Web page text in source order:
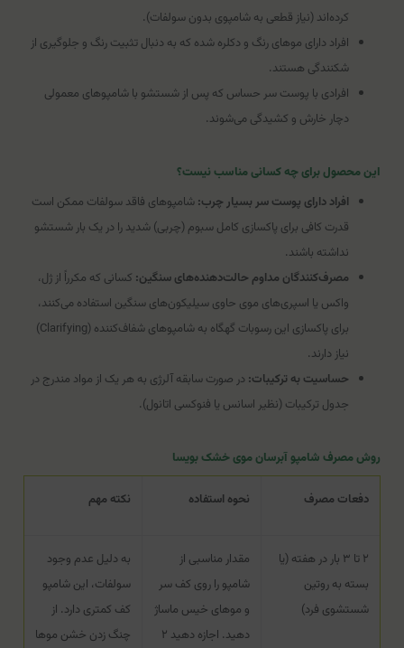
کرده‌اند (نیاز قطعی به شامپوی بدون سولفات).
افراد دارای موهای رنگ و دکلره شده که به دنبال تثبیت رنگ و جلوگیری از
شکنندگی هستند.
افرادی با پوست سر حساس که پس از شستشو با شامپوهای معمولی
دچار خارش و کشیدگی می‌شوند.
این محصول برای چه کسانی مناسب نیست؟
افراد دارای پوست سر بسیار چرب:شامپوهای فاقد سولفات ممکن است
قدرت کافی برای پاکسازی کامل سبوم (چربی) شدید را در یک بار شستشو
نداشته باشند.
مصرف‌کنندگان مداوم حالت‌دهنده‌های سنگین: کسانی که مکرراً از ژل،
واکس یا اسپری‌های موی حاوی سیلیکون‌های سنگین استفاده می‌کنند،
برای پاکسازی این رسوبات گهگاه به شامپوهای شفاف‌کننده (Clarifying)
نیاز دارند.
حساسیت به ترکیبات: در صورت سابقه آلرژی به هر یک از مواد مندرج در
جدول ترکیبات (نظیر اسانس یا فنوکسی اتانول).
روش مصرف شامپو آبرسان موی خشک بویسا
دفعات مصرف نحوه استفاده نکته مهم
۲ تا ۳ بار در هفته (یا
بسته به روتین
شستشوی فرد)
مقدار مناسبی از
شامپو را روی کف سر
و موهای خیس ماساژ
دهید. اجازه دهید ۲
به دلیل عدم وجود
سولفات، این شامپو
کف کمتری دارد. از
چنگ زدن خشن موها